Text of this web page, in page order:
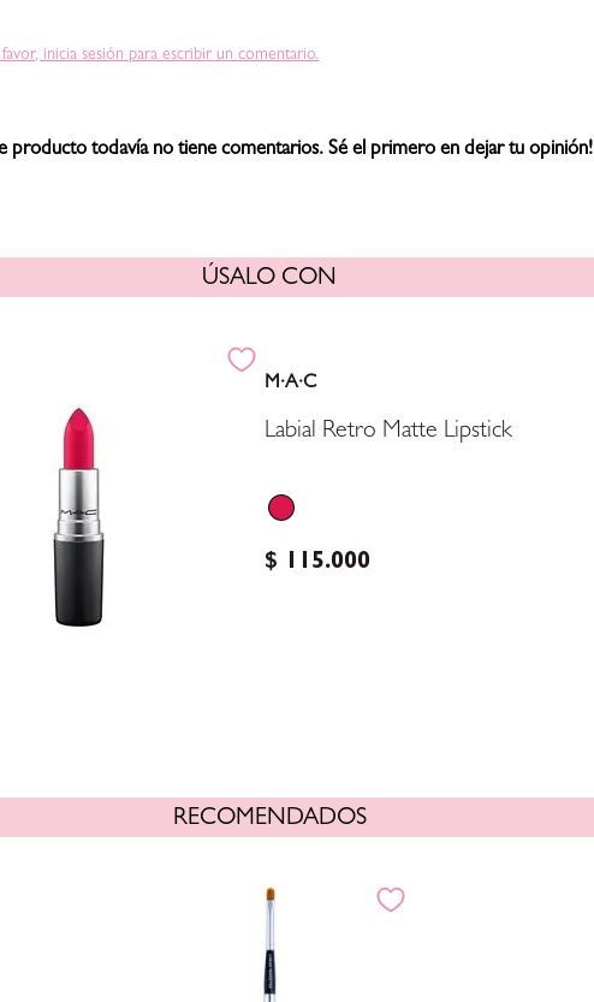
favor, inicia sesión para escribir un comentario.
producto todavía no tiene comentarios. Sé el primero en dejar tu opinión!
ÚSALO CON
M·A·C
Labial Retro Matte Lipstick
$ 115.000
RECOMENDADOS